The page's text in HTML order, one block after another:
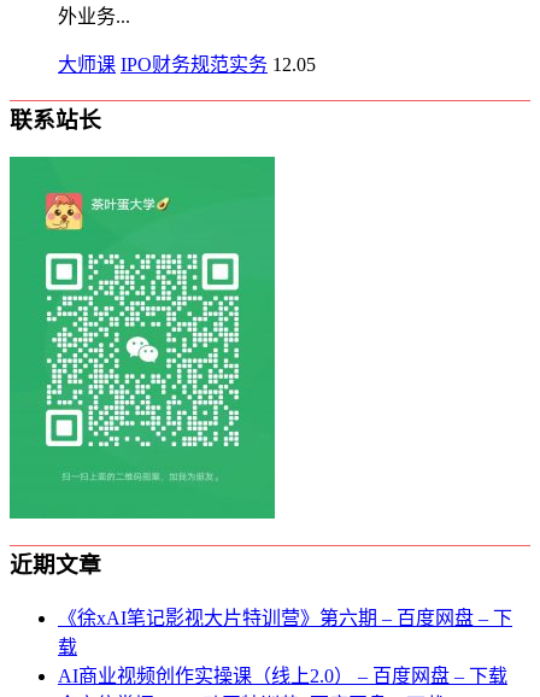
外业务...
大师课 IPO财务规范实务 12.05
联系站长
近期文章
《徐xAI笔记影视大片特训营》第六期 – 百度网盘 – 下
载
AI商业视频创作实操课（线上2.0） – 百度网盘 – 下载